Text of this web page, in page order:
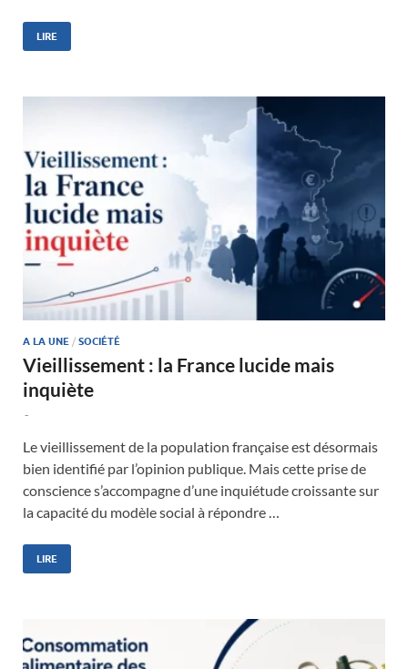
LIRE
A LA UNE / SOCIÉTÉ
Vieillissement : la France lucide mais
inquiète
-
Le vieillissement de la population française est désormais
bien identifié par l’opinion publique. Mais cette prise de
conscience s’accompagne d’une inquiétude croissante sur
la capacité du modèle social à répondre …
LIRE